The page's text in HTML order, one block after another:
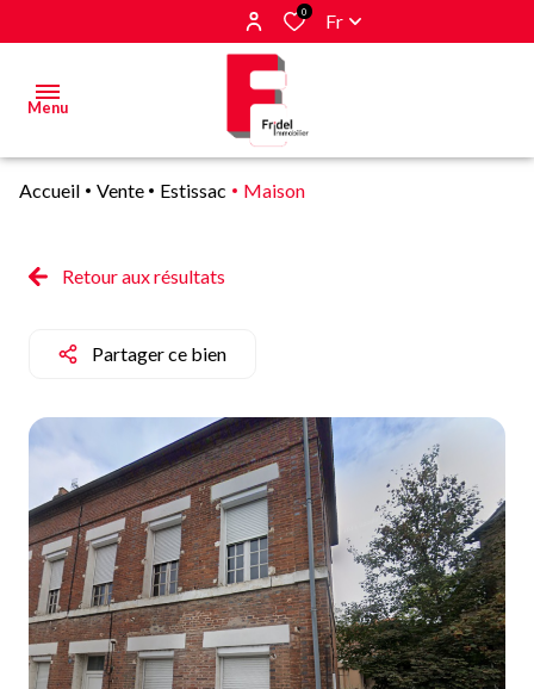
0 Fr
Menu
Estimer
vendus
Alerte
E-mail
Qui
sommes-
nous
Blog
Accueil Vente Estissac Maison
Retour aux résultats
Partager ce bien